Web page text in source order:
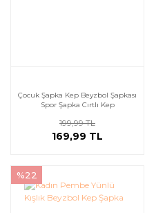
Çocuk Şapka Kep Beyzbol Şapkası
Spor Şapka Cırtlı Kep
199,99 TL
169,99 TL
%22